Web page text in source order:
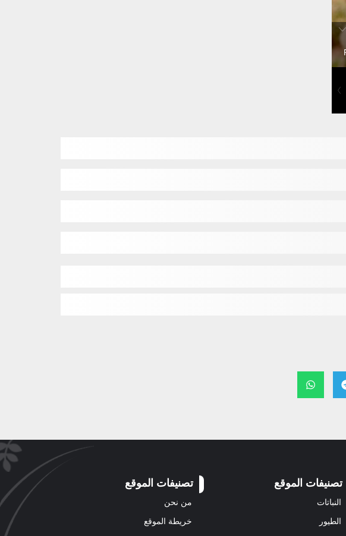
تصنيفات الموقع
النباتات
الطيور
تصنيفات الموقع
من نحن
خريطة الموقع